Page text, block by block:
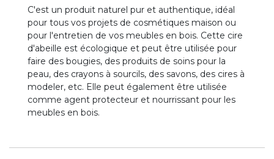
C'est un produit naturel pur et authentique, idéal
pour tous vos projets de cosmétiques maison ou
pour l'entretien de vos meubles en bois. Cette cire
d'abeille est écologique et peut être utilisée pour
faire des bougies, des produits de soins pour la
peau, des crayons à sourcils, des savons, des cires à
modeler, etc. Elle peut également être utilisée
comme agent protecteur et nourrissant pour les
meubles en bois.